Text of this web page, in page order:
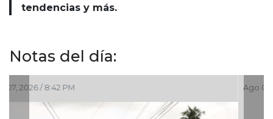
tendencias y más.
Notas del día:
Ago 07, 2026 / 6:20 PM